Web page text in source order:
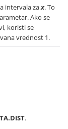
intervala zax. To
Ako se
koristi se
vrednost 1.
.